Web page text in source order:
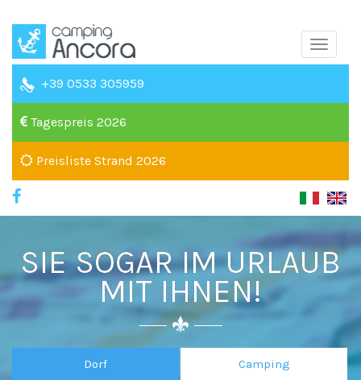
Toggle
+39 0533 305959
Tagespreis 2026
Preisliste Strand 2026
SIE SOGAR IM URLAUB
MIT IHNEN!
Dorf Camping